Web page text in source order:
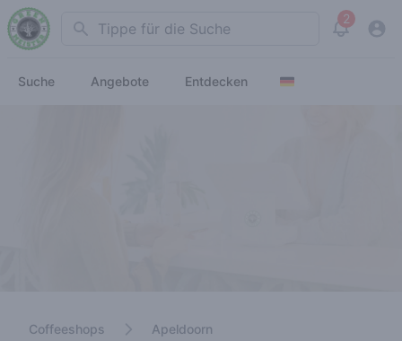
Search 2
View
Suche Angebote Entdecken
Coffeeshops Apeldoorn